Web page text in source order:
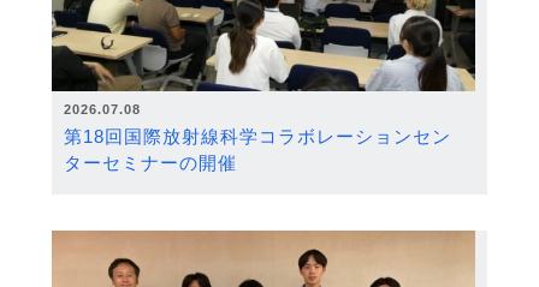
2026.07.08
第18回国際放射線科学コラボレーションセン
ターセミナーの開催